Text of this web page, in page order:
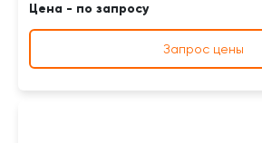
Цена - по запросу
Запрос цены